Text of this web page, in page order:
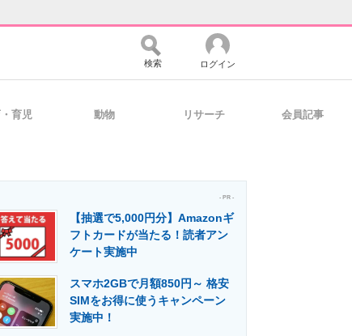
ュニティ マーケ×ITの今がよく分かる
用を支援
検索 ログイン
育児 動物 リサーチ 会員記事
- PR -
【抽選で5,000円分】Amazonギ
フトカードが当たる！読者アン
ケート実施中
スマホ2GBで月額850円～ 格安
SIMをお得に使うキャンペーン
実施中！